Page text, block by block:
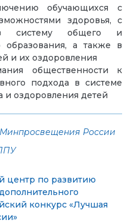
обучающихся с
здоровья, с
в систему общего и
образования, а также в
и их оздоровления
общественности к
подхода в системе
и оздоровления детей
Минпросвещения России
центр по развитию
конкурс «Лучшая